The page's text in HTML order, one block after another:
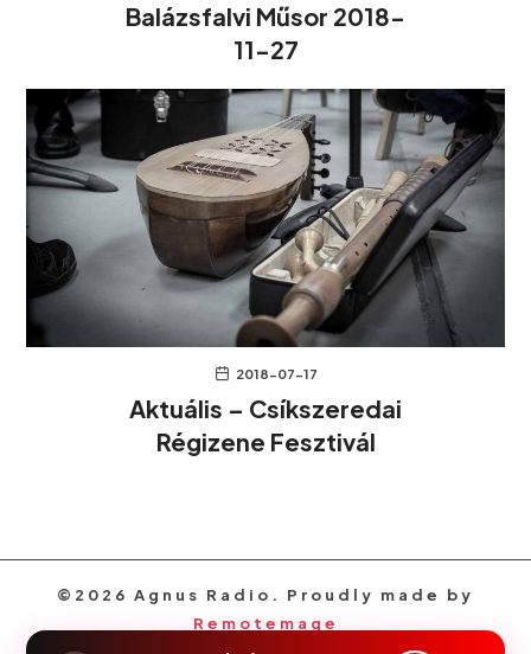
Balázsfalvi Műsor 2018-
11-27
2018-07-17
Aktuális – Csíkszeredai
Régizene Fesztivál
©2026 Agnus Radio. Proudly made by
Remotemage